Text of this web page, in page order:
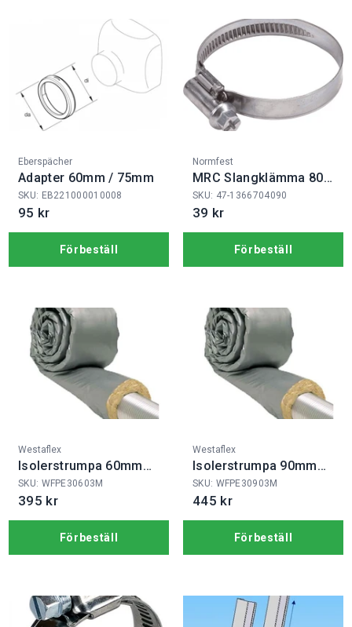
Fabrikat:
Eberspächer
Adapter 60mm / 75mm
SKU: EB221000010008
95 kr
Förbeställ
Fabrikat:
Normfest
MRC Slangklämma 80-
100 rostfri W4
SKU: 47-1366704090
39 kr
Förbeställ
Fabrikat:
Westaflex
Isolerstrumpa 60mm
3m PE30
SKU: WFPE30603M
395 kr
Förbeställ
Fabrikat:
Westaflex
Isolerstrumpa 90mm
3m PE30
SKU: WFPE30903M
445 kr
Förbeställ